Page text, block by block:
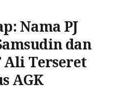
Nama PJ
dan
Terseret
AGK